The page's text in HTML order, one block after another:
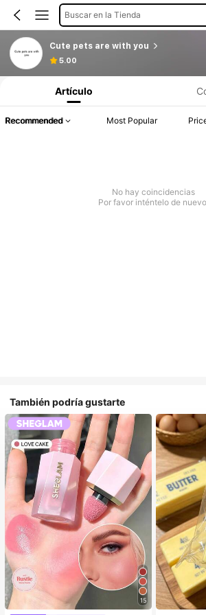
Buscar en la Tienda
Cute pets are with you
5.00
Artículo
Recommended Most Popular
No hay coincidencias
Por favor inténtelo de
También podría gustarte
15